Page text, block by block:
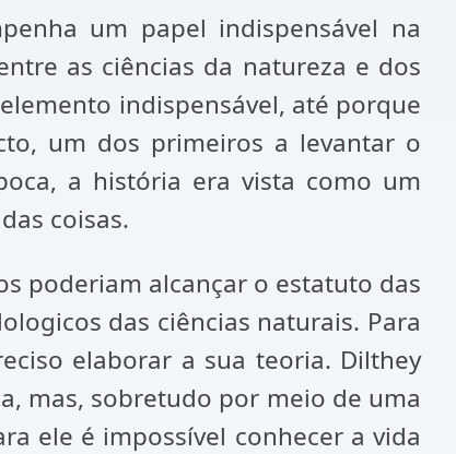
um papel indispensável na
as ciências da natureza e dos
indispensável, até porque
um dos primeiros a levantar o
a história era vista como um
coisas.
poderiam alcançar o estatuto das
das ciências naturais. Para
elaborar a sua teoria. Dilthey
mas, sobretudo por meio de uma
ele é impossível conhecer a vida